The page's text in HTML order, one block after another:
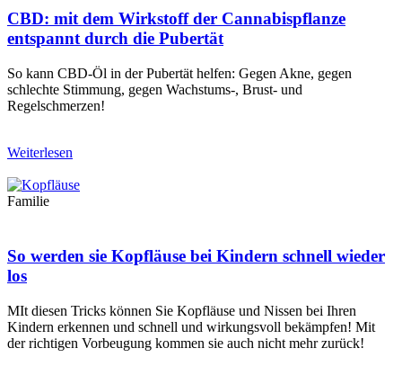
CBD: mit dem Wirkstoff der Cannabispflanze
entspannt durch die Pubertät
So kann CBD-Öl in der Pubertät helfen: Gegen Akne, gegen
schlechte Stimmung, gegen Wachstums-, Brust- und
Regelschmerzen!
Weiterlesen
Familie
So werden sie Kopfläuse bei Kindern schnell wieder
los
MIt diesen Tricks können Sie Kopfläuse und Nissen bei Ihren
Kindern erkennen und schnell und wirkungsvoll bekämpfen! Mit
der richtigen Vorbeugung kommen sie auch nicht mehr zurück!